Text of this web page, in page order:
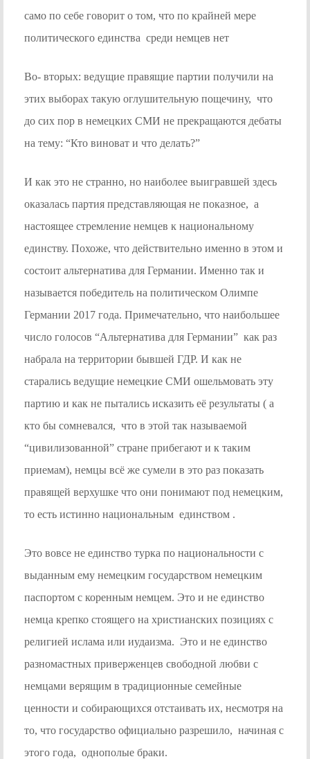
само по себе говорит о том, что по крайней мере
политического единства среди немцев нет
Во- вторых: ведущие правящие партии получили на
этих выборах такую оглушительную пощечину, что
до сих пор в немецких СМИ не прекращаются дебаты
на тему: “Кто виноват и что делать?”
И как это не странно, но наиболее выигравшей здесь
оказалась партия представляющая не показное, а
настоящее стремление немцев к национальному
единству. Похоже, что действительно именно в этом и
состоит альтернатива для Германии. Именно так и
называется победитель на политическом Олимпе
Германии 2017 года. Примечательно, что наибольшее
число голосов “Альтернатива для Германии” как раз
набрала на территории бывшей ГДР. И как не
старались ведущие немецкие СМИ ошельмовать эту
партию и как не пытались исказить её результаты ( а
кто бы сомневался, что в этой так называемой
“цивилизованной” стране прибегают и к таким
приемам), немцы всё же сумели в это раз показать
правящей верхушке что они понимают под немецким,
то есть истинно национальным единством .
Это вовсе не единство турка по национальности с
выданным ему немецким государством немецким
паспортом с коренным немцем. Это и не единство
немца крепко стоящего на христианских позициях с
религией ислама или иудаизма. Это и не единство
разномастных приверженцев свободной любви с
немцами верящим в традиционные семейные
ценности и собирающихся отстаивать их, несмотря на
то, что государство официально разрешило, начиная с
этого года, однополые браки.